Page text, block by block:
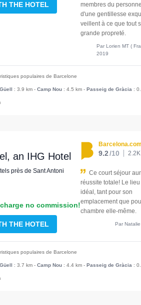
THE HOTEL
membres du
d'une gentillesse
veillent à ce que tout
grande propreté.
Par Lorien MT (
2019
populaires de Barcelone
: 3.9 km-Camp Nou : 4.5 km-Passeig de Gràcia :
an IHG Hotel
près de Sant Antoni
no commission!
THE HOTEL
9.2/10
Ce court séjour
réussite totale! Le lieu
idéal, tant pour son
emplacement que
chambre elle-même.
Par
populaires de Barcelone
: 3.7 km-Camp Nou : 4.4 km-Passeig de Gràcia :